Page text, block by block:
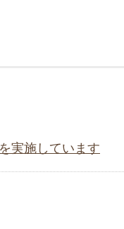
実施しています